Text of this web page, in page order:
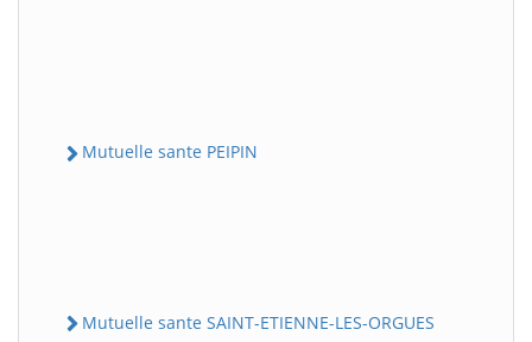
Mutuelle sante PEIPIN
Mutuelle sante SAINT-ETIENNE-LES-ORGUES